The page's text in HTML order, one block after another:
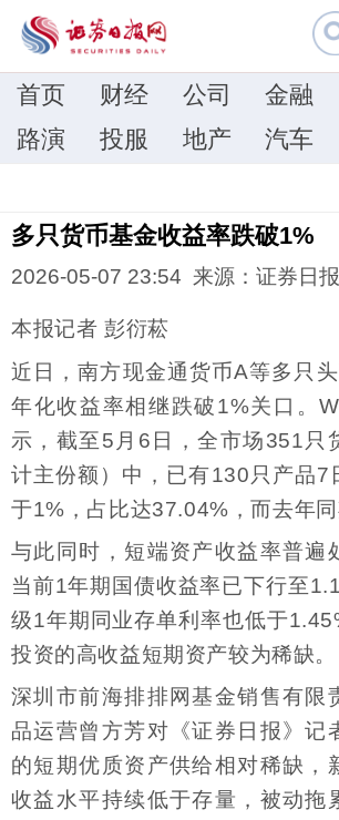
首页 财经 公司 金融
路演
投服 地产 汽车
多只货币基金收益率跌破1%
2026-05-07 23:54 来源：证券日报
本报记者 彭衍菘
近日，南方现金通货币A等多只
年化收益率相继跌破1%关口。
示，截至5月6日，全市场351只
计主份额）中，已有130只产品7
于1%，占比达37.04%，而去年同
与此同时，短端资产收益率普遍
当前1年期国债收益率已下行至
级1年期同业存单利率也低于
投资的高收益短期资产较为稀缺。
深圳市前海排排网基金销售有限
品运营曾方芳对《证券日报》记
的短期优质资产供给相对稀缺，
收益水平持续低于存量，被动拖